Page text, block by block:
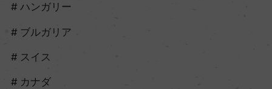
ハンガリー
ブルガリア
スイス
カナダ